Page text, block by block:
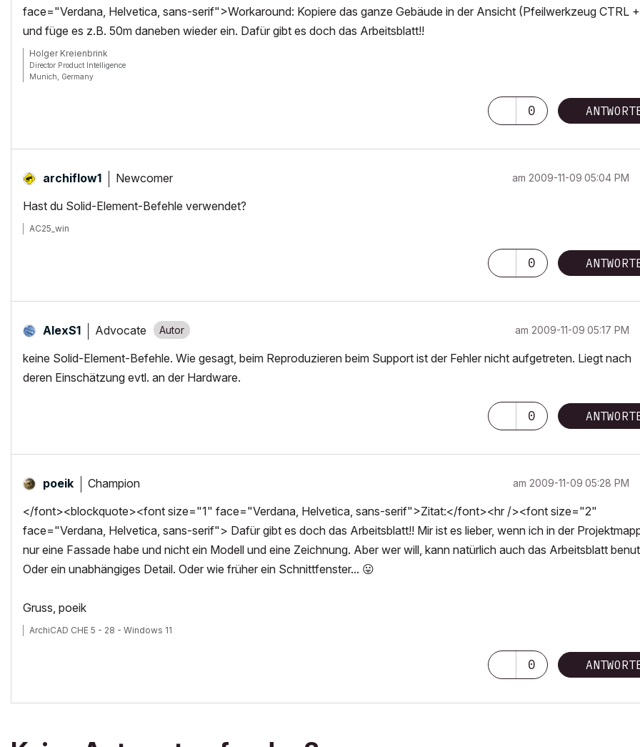
face="Verdana, Helvetica, sans-serif">Workaround: Kopiere das ganze Gebäude in der Ansicht (Pfeilwerkzeug CTRL
und füge es z.B. 50m daneben wieder ein. Dafür gibt es doch das Arbeitsblatt!!
Holger Kreienbrink
Director Product Intelligence
Munich, Germany
0
archiflow1 Newcomer am ‎2009-11-09 05:04 PM
Hast du Solid-Element-Befehle verwendet?
AC25_win
0
AlexS1 Advocate am ‎2009-11-09 05:17 PM
keine Solid-Element-Befehle. Wie gesagt, beim Reproduzieren beim Support ist der Fehler nicht aufgetreten. Liegt nach
deren Einschätzung evtl. an der Hardware.
0
poeik Champion am ‎2009-11-09 05:28 PM
</font><blockquote><font size="1" face="Verdana, Helvetica, sans-serif">Zitat:</font><hr /><font size="2"
face="Verdana, Helvetica, sans-serif"> Dafür gibt es doch das Arbeitsblatt!! Mir ist es lieber, wenn ich in der
nur eine Fassade habe und nicht ein Modell und eine Zeichnung. Aber wer will, kann natürlich auch das Arbeitsblatt
Oder ein unabhängiges Detail. Oder wie früher ein Schnittfenster... 😛
Gruss, poeik
ArchiCAD CHE 5 - 28 - Windows 11
0